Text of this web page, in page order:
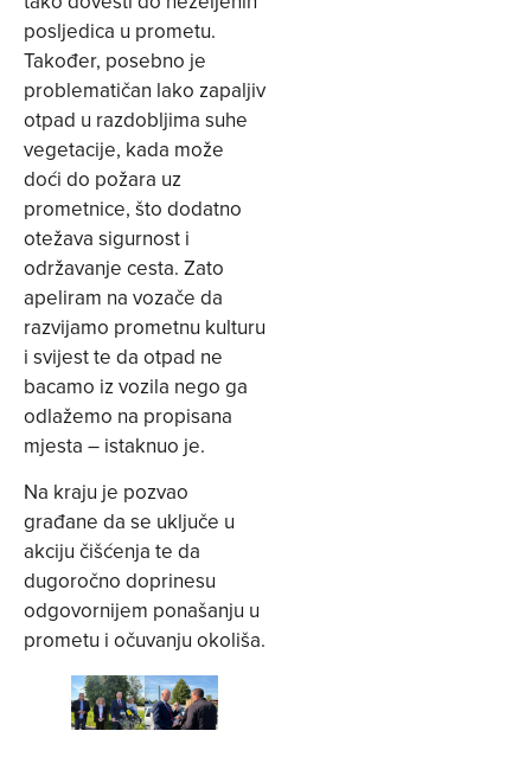
posljedica u prometu.
Također, posebno je
problematičan lako zapaljiv
otpad u razdobljima suhe
vegetacije, kada može
doći do požara uz
prometnice, što dodatno
otežava sigurnost i
održavanje cesta. Zato
apeliram na vozače da
razvijamo prometnu kulturu
i svijest te da otpad ne
bacamo iz vozila nego ga
odlažemo na propisana
mjesta – istaknuo je.
Na kraju je pozvao
građane da se uključe u
akciju čišćenja te da
dugoročno doprinesu
odgovornijem ponašanju u
prometu i očuvanju okoliša.